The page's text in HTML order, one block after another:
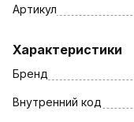
Артикул
Характеристики
Бренд
Внутренний код